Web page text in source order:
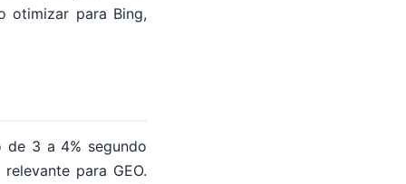
otimizar para Bing,
de 3 a 4% segundo
para GEO.